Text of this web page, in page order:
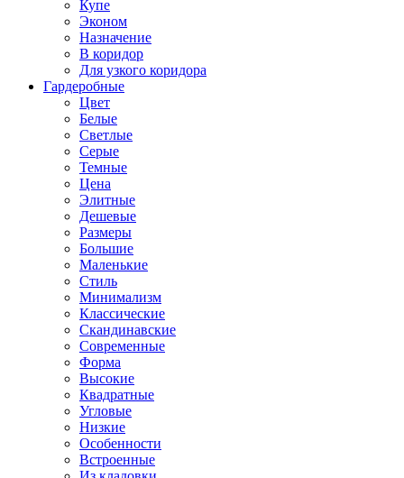
Купе
Эконом
Назначение
В коридор
Для узкого коридора
Гардеробные
Цвет
Белые
Светлые
Серые
Темные
Цена
Элитные
Дешевые
Размеры
Большие
Маленькие
Стиль
Минимализм
Классические
Скандинавские
Современные
Форма
Высокие
Квадратные
Угловые
Низкие
Особенности
Встроенные